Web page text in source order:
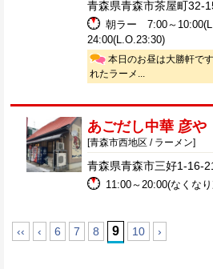
青森県青森市茶屋町32-
朝ラー 7:00～
24:00(L.O.23:30)
本日のお昼は大勝軒で
れたラーメ...
あごだし中華 彦や
[青森市西地区 / ラーメン]
青森県青森市三好1-16-
11:00～20:00(なくな
‹‹ ‹ 6 7 8 9 10 ›